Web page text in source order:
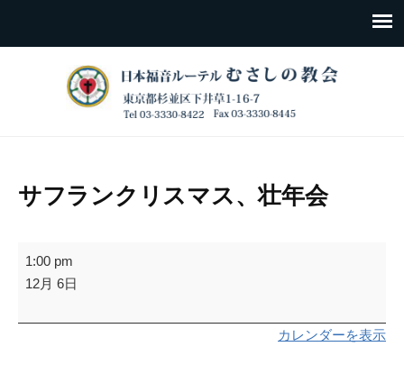
サフランクリスマス、壮年会
サ
フ
ン
1:00 pm
12月 6日
カレンダーを表示